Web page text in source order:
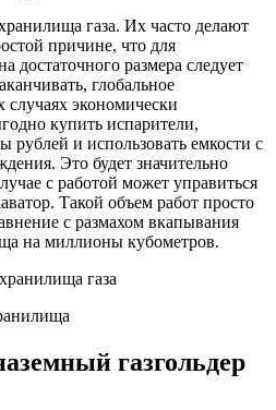
газа. Их часто делают
причине, что для
достаточного размера следует
глобальное
случаях экономически
купить испарители,
рублей и использовать емкости с
Это будет значительно
с работой может управиться
Такой объем работ просто
с размахом вкапывания
на миллионы кубометров.
газа
газгольдер